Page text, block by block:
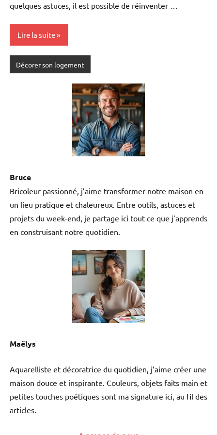
quelques astuces, il est possible de réinventer …
Lire la suite
Décorer son logement
Bruce
Bricoleur passionné, j’aime transformer notre maison en
un lieu pratique et chaleureux. Entre outils, astuces et
projets du week-end, je partage ici tout ce que j’apprends
en construisant notre quotidien.
Maëlys
Aquarelliste et décoratrice du quotidien, j’aime créer une
maison douce et inspirante. Couleurs, objets faits main et
petites touches poétiques sont ma signature ici, au fil des
articles.